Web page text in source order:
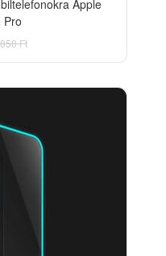
Apple
Pro
Ft